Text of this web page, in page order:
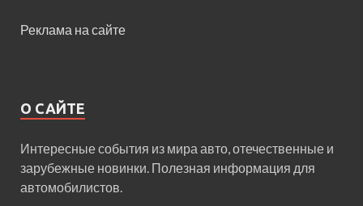
Реклама на сайте
О САЙТЕ
Интересные события из мира авто, отечественные и
зарубежные новинки. Полезная информация для
автомобилистов.